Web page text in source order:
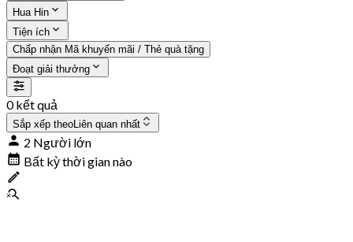
Hua Hin
Tiện ích
Chấp nhận Mã khuyến mãi / Thẻ quà tặng
Đoạt giải thưởng
0 kết quả
Sắp xếp theoLiên quan nhất
2 Người lớn
Bất kỳ thời gian nào